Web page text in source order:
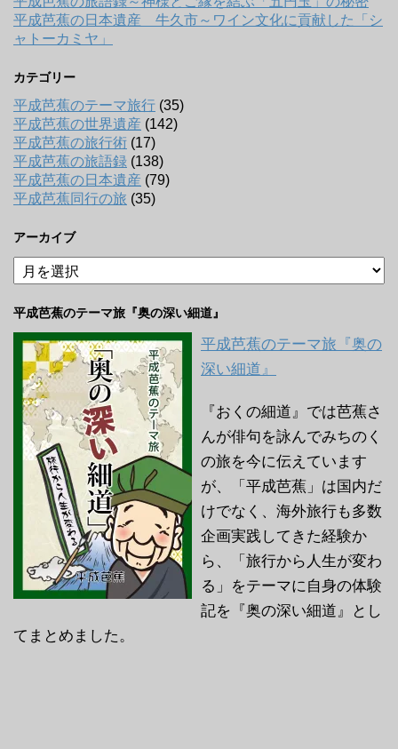
平成芭蕉の日本遺産 牛久市～ワイン文化に貢献した「シ
ャトーカミヤ」
カテゴリー
平成芭蕉のテーマ旅行 (35)
平成芭蕉の世界遺産 (142)
平成芭蕉の旅行術 (17)
平成芭蕉の旅語録 (138)
平成芭蕉の日本遺産 (79)
平成芭蕉同行の旅 (35)
アーカイブ
ア
ー
イ
ブ
平成芭蕉のテーマ旅『奥の深い細道』
平成芭蕉のテーマ旅『奥の
深い細道』
『おくの細道』では芭蕉さ
んが俳句を詠んでみちのく
の旅を今に伝えています
が、「平成芭蕉」は国内だ
けでなく、海外旅行も多数
企画実践してきた経験か
ら、「旅行から人生が変わ
る」をテーマに自身の体験
記を『奥の深い細道』とし
てまとめました。